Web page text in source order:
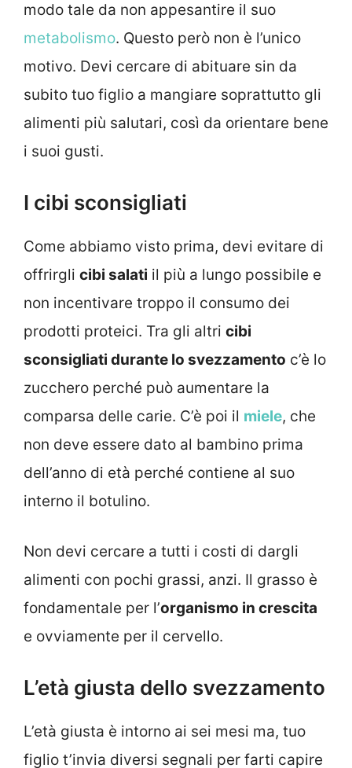
modo tale da non appesantire il suo
metabolismo. Questo però non è l’unico
motivo. Devi cercare di abituare sin da
subito tuo figlio a mangiare soprattutto gli
alimenti più salutari, così da orientare bene
i suoi gusti.
I cibi sconsigliati
Come abbiamo visto prima, devi evitare di
offrirgli cibi salati il più a lungo possibile e
non incentivare troppo il consumo dei
prodotti proteici. Tra gli altri cibi
sconsigliati durante lo svezzamento c’è lo
zucchero perché può aumentare la
comparsa delle carie. C’è poi il miele, che
non deve essere dato al bambino prima
dell’anno di età perché contiene al suo
interno il botulino.
Non devi cercare a tutti i costi di dargli
alimenti con pochi grassi, anzi. Il grasso è
fondamentale per l’organismo in crescita
e ovviamente per il cervello.
L’età giusta dello svezzamento
L’età giusta è intorno ai sei mesi ma, tuo
figlio t’invia diversi segnali per farti capire